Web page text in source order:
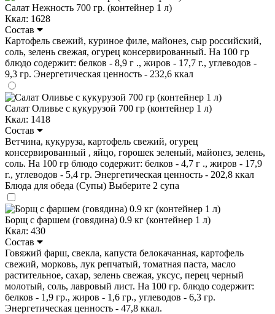
Салат Нежность 700 гр. (контейнер 1 л)
Ккал: 1628
Состав
Картофель свежий, куриное филе, майонез, сыр российский,
соль, зелень свежая, огурец консервированный. На 100 гр
блюдо содержит: белков - 8,9 г ., жиров - 17,7 г., углеводов -
9,3 гр. Энергетическая ценность - 232,6 ккал
Салат Оливье с кукурузой 700 гр (контейнер 1 л)
Ккал: 1418
Состав
Ветчина, кукуруза, картофель свежий, огурец
консервированный , яйцо, горошек зеленый, майонез, зелень,
соль. На 100 гр блюдо содержит: белков - 4,7 г ., жиров - 17,9
г., углеводов - 5,4 гр. Энергетическая ценность - 202,8 ккал
Блюда для обеда (Супы) Выберите 2 супа
Борщ с фаршем (говядина) 0.9 кг (контейнер 1 л)
Ккал: 430
Состав
Говяжий фарш, свекла, капуста белокачанная, картофель
свежий, морковь, лук репчатый, томатная паста, масло
растительное, сахар, зелень свежая, уксус, перец черный
молотый, соль, лавровый лист. На 100 гр. блюдо содержит:
белков - 1,9 гр., жиров - 1,6 гр., углеводов - 6,3 гр.
Энергетическая ценность - 47,8 ккал.